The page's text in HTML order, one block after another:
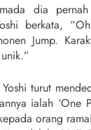
dia
berkata,
Jump.
turut
ialah ‘One
orang